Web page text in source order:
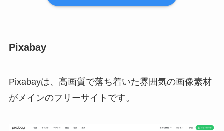
Pixabay
Pixabayは、高画質で落ち着いた雰囲気の画像素材
がメインのフリーサイトです。